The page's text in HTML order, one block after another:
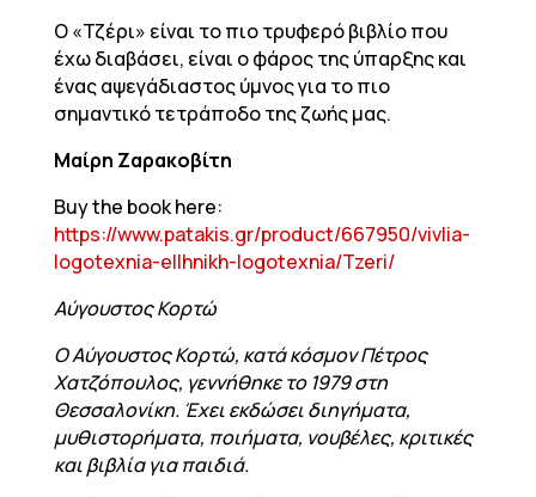
Ο «Τζέρι» είναι το πιο τρυφερό βιβλίο που
έχω διαβάσει, είναι ο φάρος της ύπαρξης και
ένας αψεγάδιαστος ύμνος για το πιο
σημαντικό τετράποδο της ζωής μας.
Μαίρη Ζαρακοβίτη
Buy the book here:
https://www.patakis.gr/product/667950/vivlia-
logotexnia-ellhnikh-logotexnia/Tzeri/
Αύγουστος Κορτώ
Ο Αύγουστος Κορτώ, κατά κόσμον Πέτρος
Χατζόπουλος, γεννήθηκε το 1979 στη
Θεσσαλονίκη. Έχει εκδώσει διηγήματα,
μυθιστορήματα, ποιήματα, νουβέλες, κριτικές
και βιβλία για παιδιά.